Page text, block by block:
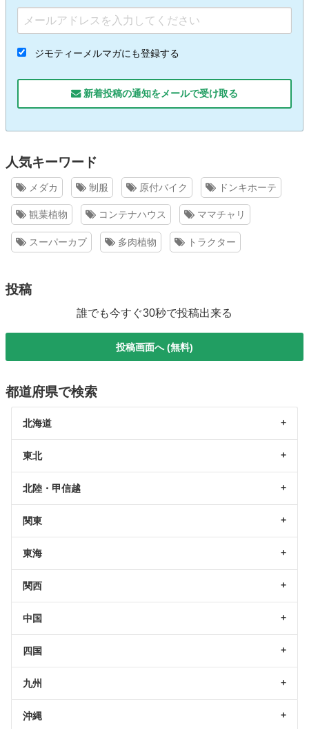
ジモティーメルマガにも登録する
新着投稿の通知をメールで受け取る
人気キーワード
メダカ 制服 原付バイク ドンキホーテ
観葉植物 コンテナハウス ママチャリ
スーパーカブ 多肉植物 トラクター
投稿
誰でも今すぐ30秒で投稿出来る
投稿画面へ (無料)
都道府県で検索
北海道
東北
北陸・甲信越
関東
東海
関西
中国
四国
九州
沖縄